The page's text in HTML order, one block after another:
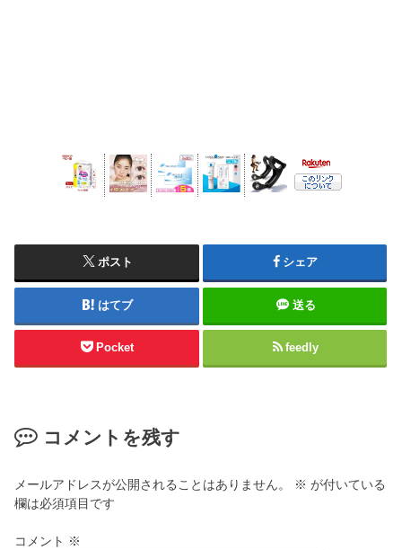
ポスト シェア
はてブ 送る
Pocket feedly
コメントを残す
メールアドレスが公開されることはありません。 ※ が付いている
欄は必須項目です
コメント ※